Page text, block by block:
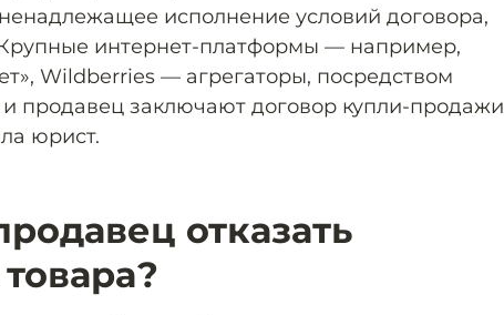
ненадлежащее исполнение условий договора,
интернет-платформы — например,
Wildberries — агрегаторы, посредством
и продавец заключают договор купли-продажи
юрист.
отказать